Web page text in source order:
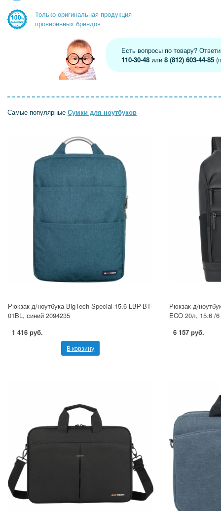
Только оригинальная продукция
проверенных брендов
Есть вопросы по товару?
110-30-48 или8 (812) 603-44-85
Самые популярные Сумки для ноутбуков
Рюкзак д/ноутбука BigTech Special 15.6 LBP-BT-
01BL, синий 2094235
1 416 руб.
В корзину
Рюкзак д/
ECO 20л, 15.6 /
6 157 руб.